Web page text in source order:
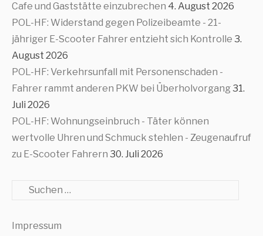
Cafe und Gaststätte einzubrechen 4. August 2026
POL-HF: Widerstand gegen Polizeibeamte - 21-
jähriger E-Scooter Fahrer entzieht sich Kontrolle 3.
August 2026
POL-HF: Verkehrsunfall mit Personenschaden -
Fahrer rammt anderen PKW bei Überholvorgang31.
Juli 2026
POL-HF: Wohnungseinbruch - Täter können
wertvolle Uhren und Schmuck stehlen - Zeugenaufruf
zu E-Scooter Fahrern 30. Juli 2026
Suche
Impressum